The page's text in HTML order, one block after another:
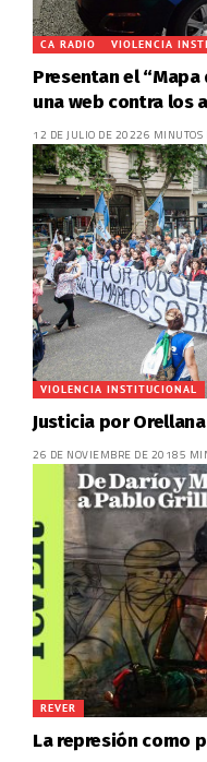
CA RADIO VIOLENCIA
Presentan el “Mapa
una web contra los
12 DE JULIO DE 20226 MINUTOS
VIOLENCIA INSTITUCIONAL
Justicia por
26 DE NOVIEMBRE DE 20185
REVER
La represión como